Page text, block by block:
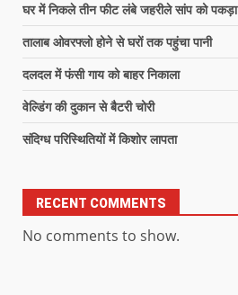
घर में निकले तीन फीट लंबे जहरीले सांप को पकड़ा
तालाब ओवरफ्लो होने से घरों तक पहुंचा पानी
दलदल में फंसी गाय को बाहर निकाला
वेल्डिंग की दुकान से बैटरी चोरी
संदिग्ध परिस्थितियों में किशोर लापता
RECENT COMMENTS
No comments to show.